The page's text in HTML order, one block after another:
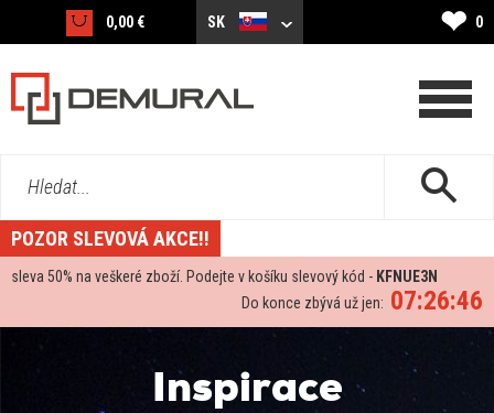
0,00 € SK ❤ 0
Hledat...
POZOR SLEVOVÁ AKCE!!
sleva 50% na veškeré zboží. Podejte v košíku slevový kód - KFNUE3N
07:26:45
Do konce zbývá už jen:
Inspirace